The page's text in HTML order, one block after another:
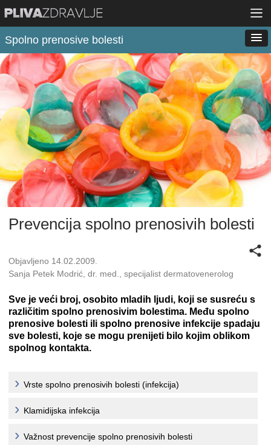
Spolno prenosive bolesti
Prevencija spolno prenosivih bolesti
Objavljeno 14.02.2009.
Sanja Petek Modrić, dr. med., specijalist dermatovenerolog
Sve je veći broj, osobito mladih ljudi, koji se susreću s
različitim spolno prenosivim bolestima. Među spolno
prenosive bolesti ili spolno prenosive infekcije spadaju
sve bolesti, koje se mogu prenijeti bilo kojim oblikom
spolnog kontakta.
Vrste spolno prenosivih bolesti (infekcija)
Klamidijska infekcija
Važnost prevencije spolno prenosivih bolesti